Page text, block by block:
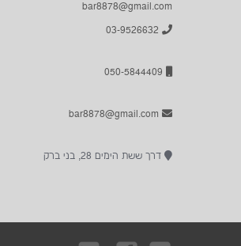
bar8878@gmail.com
דרך ששת הימים 28, בני ברק